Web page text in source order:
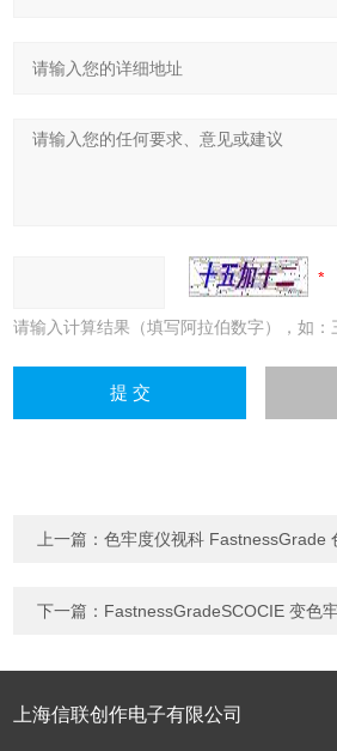
请输入计算结果（填写阿拉伯数字），如：
上一篇：色牢度仪视科 FastnessGrade
下一篇： FastnessGradeSCOCIE 变色
上海信联创作电子有限公司